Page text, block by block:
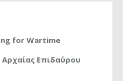
for Wartime
Επιδαύρου